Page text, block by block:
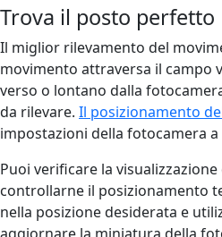
Trova il posto perfetto
Il miglior rilevamento del
movimento attraversa il campo
verso o lontano dalla
da rilevare. Il posizionamento
impostazioni della fotocamera a
Puoi verificare la
controllarne il posizionamento
nella posizione desiderata e